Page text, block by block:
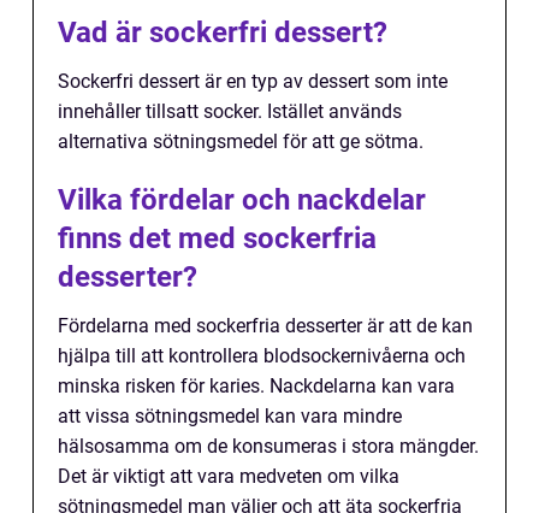
Vad är sockerfri dessert?
Sockerfri dessert är en typ av dessert som inte
innehåller tillsatt socker. Istället används
alternativa sötningsmedel för att ge sötma.
Vilka fördelar och nackdelar
finns det med sockerfria
desserter?
Fördelarna med sockerfria desserter är att de kan
hjälpa till att kontrollera blodsockernivåerna och
minska risken för karies. Nackdelarna kan vara
att vissa sötningsmedel kan vara mindre
hälsosamma om de konsumeras i stora mängder.
Det är viktigt att vara medveten om vilka
sötningsmedel man väljer och att äta sockerfria